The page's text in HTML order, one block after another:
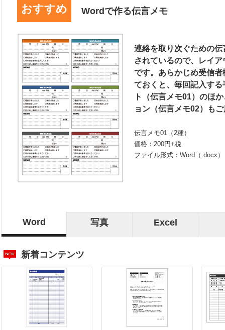
おすすめ Wordで作る伝言メモ
連絡を取り次ぐための
されているので、レイ
です。あらかじめ受信
ておくと、毎回記入す
ト（伝言メモ01）のほ
ョン（伝言メモ02）も
伝言メモ01（2種）
価格：200円+税
ファイル形式：Word（.docx）
Word 写真 Excel
新着コンテンツ